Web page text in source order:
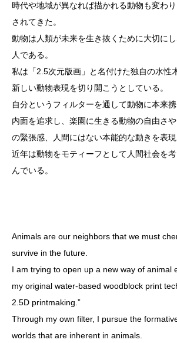
時代や地域が異なれば描かれる動物も変わ
されてきた。
動物は人類が未来を生き抜くために大切に
人である。
私は「2.5次元版画」と名付けた独自の水性
新しい動物表現を切り開こうとしている。
自分というフィルターを通して動物に本来
内面を追求し、楽園に生きる動物の自由さ
の緊張感、人間にはない本能的な動きを表現
近年は動物をモティーフとして人間社会を
んでいる。
Animals are our neighbors that we must
survive in the future.
I am trying to open up a new way of animal
my original water-based woodblock print
2.5D printmaking.”
Through my own filter, I pursue the
worlds that are inherent in animals.